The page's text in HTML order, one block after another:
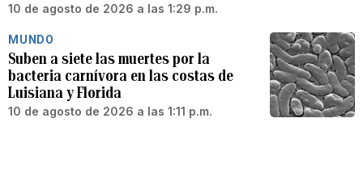
10 de agosto de 2026 a las 1:29 p.m.
MUNDO
Suben a siete las muertes por la
bacteria carnívora en las costas de
Luisiana y Florida
10 de agosto de 2026 a las 1:11 p.m.